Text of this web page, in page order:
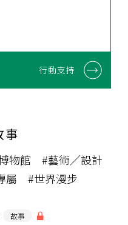
行動支持
事
物館
#藝術／設計
屬 #世界漫步
故事